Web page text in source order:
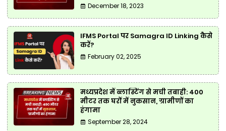
December 18, 2023
IFMS Portal पर Samagra ID Linking कैसे
करें?
February 02, 2025
मध्यप्रदेश में ब्लास्टिंग से मची तबाही: 400
मीटर तक घरों में नुकसान, ग्रामीणों का
हंगामा
September 28, 2024